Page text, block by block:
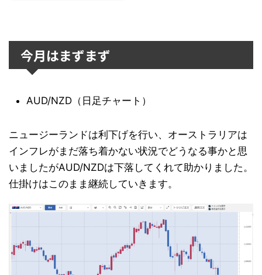
今月はまずまず
AUD/NZD（日足チャート）
ニュージーランドは利下げを行い、オーストラリアは
インフレがまだ落ち着かない状況でどうなる事かと思
いましたがAUD/NZDは下落してくれて助かりました。
仕掛けはこのまま継続していきます。